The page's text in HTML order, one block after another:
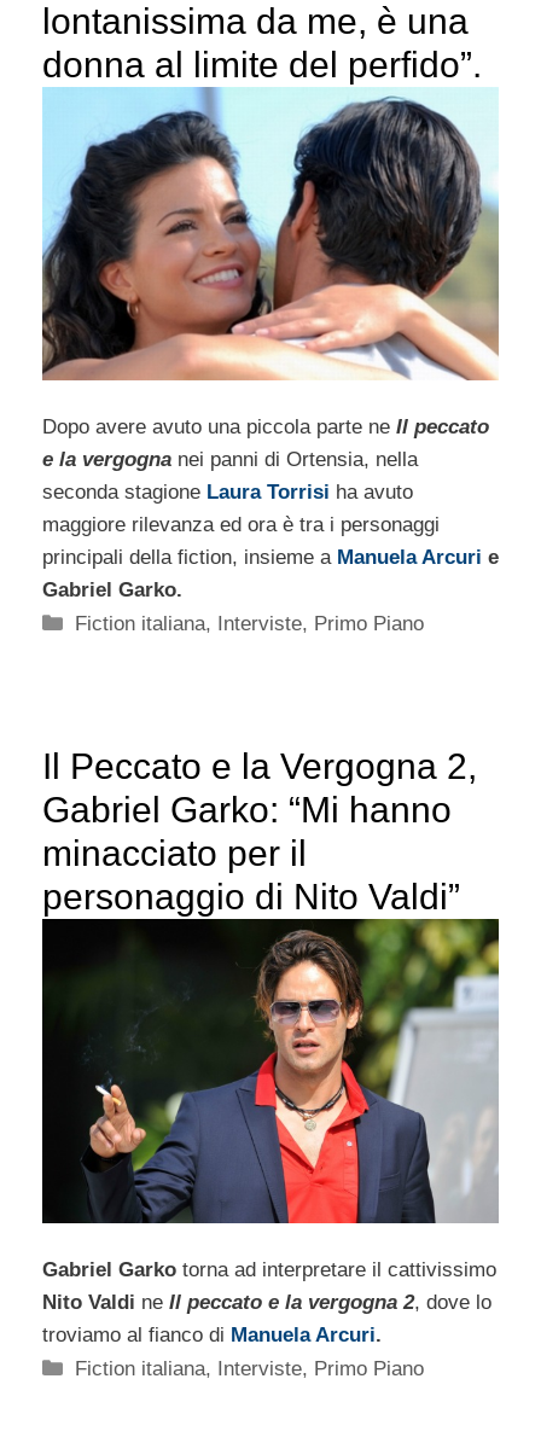
lontanissima da me, è una
donna al limite del perfido”.
Dopo avere avuto una piccola parte ne Il peccato
e la vergogna nei panni di Ortensia, nella
seconda stagione Laura Torrisi ha avuto
maggiore rilevanza ed ora è tra i personaggi
principali della fiction, insieme a Manuela Arcuri e
Gabriel Garko.
Categorie
Fiction italiana, Interviste, Primo Piano
Il Peccato e la Vergogna 2,
Gabriel Garko: “Mi hanno
minacciato per il
personaggio di Nito Valdi”
Gabriel Garko torna ad interpretare il cattivissimo
Nito Valdi ne Il peccato e la vergogna 2, dove lo
troviamo al fianco di Manuela Arcuri.
Categorie
Fiction italiana, Interviste, Primo Piano